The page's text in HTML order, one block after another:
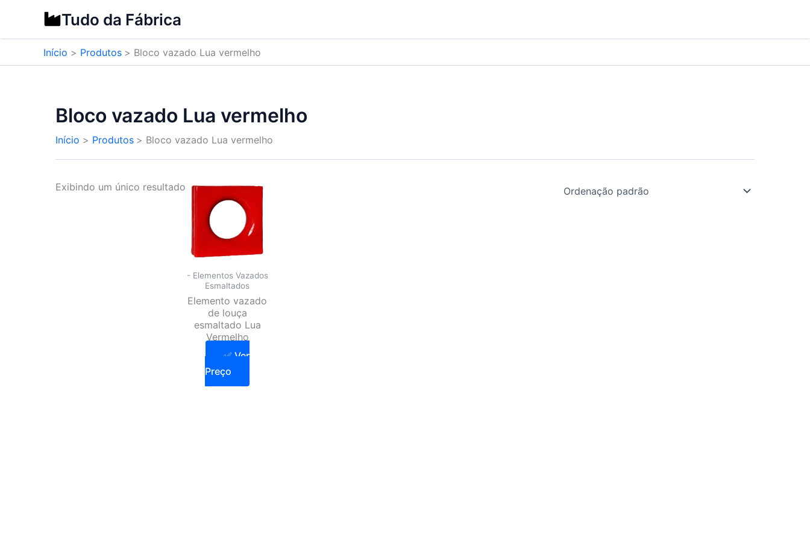
o
Tudo da Fábrica
Início Produtos Bloco vazado Lua vermelho
Bloco vazado Lua vermelho
Início Produtos Bloco vazado Lua vermelho
Exibindo um único resultado
- Elementos Vazados
Esmaltados
Elemento vazado
de louça
esmaltado Lua
Vermelho
✅ Ver
Preço